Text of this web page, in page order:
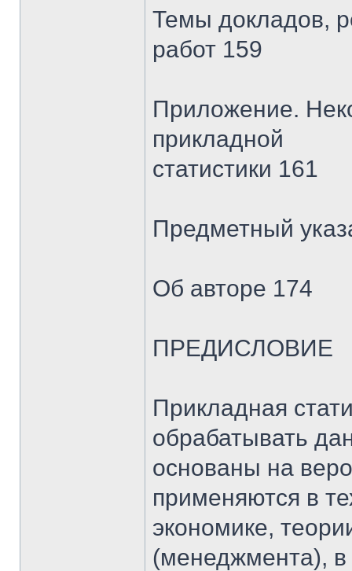
Темы докладов,
работ 159
Приложение.
прикладной
статистики 161
Предметный
Об авторе 174
ПРЕДИСЛОВИЕ
Прикладная
обрабатывать
основаны на
применяются в
экономике,
(менеджмента), в